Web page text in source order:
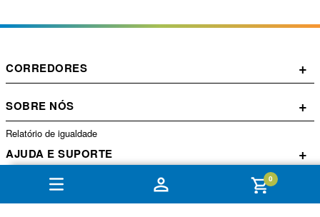
0
CORREDORES +
SOBRE NÓS +
Relatório de igualdade
AJUDA E SUPORTE +